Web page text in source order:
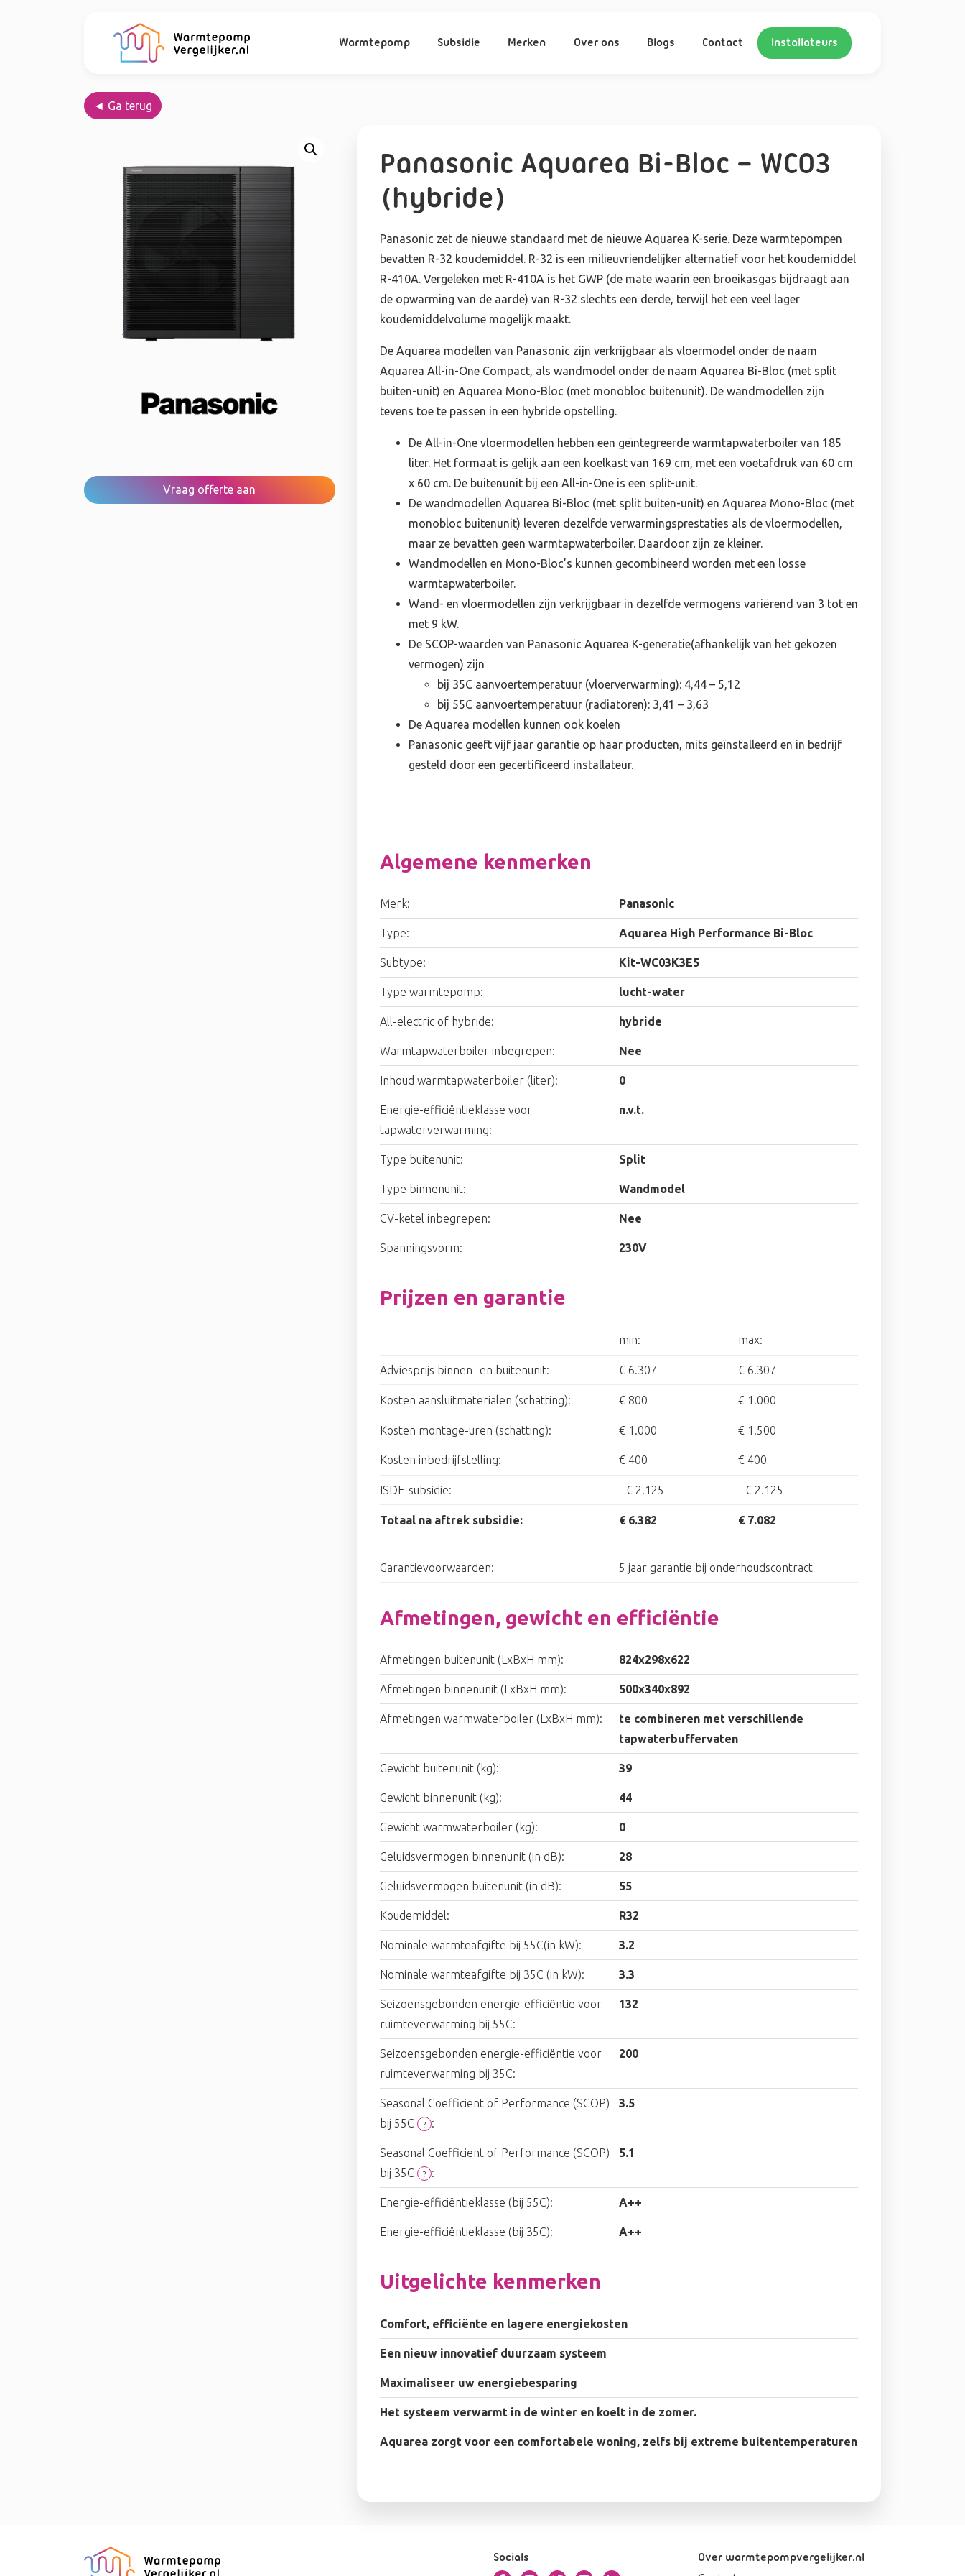
Warmtepomp Subsidie Merken Over ons Blogs Contact Installateurs
◄ Ga terug
Vraag offerte aan
Panasonic Aquarea Bi-Bloc – WC03
(hybride)
Panasonic zet de nieuwe standaard met de nieuwe Aquarea K-serie. Deze warmtepompen
bevatten R-32 koudemiddel. R-32 is een milieuvriendelijker alternatief voor het koudemiddel
R-410A. Vergeleken met R-410A is het GWP (de mate waarin een broeikasgas bijdraagt aan
de opwarming van de aarde) van R-32 slechts een derde, terwijl het een veel lager
koudemiddelvolume mogelijk maakt.
De Aquarea modellen van Panasonic zijn verkrijgbaar als vloermodel onder de naam
Aquarea All-in-One Compact, als wandmodel onder de naam Aquarea Bi-Bloc (met split
buiten-unit) en Aquarea Mono-Bloc (met monobloc buitenunit). De wandmodellen zijn
tevens toe te passen in een hybride opstelling.
De All-in-One vloermodellen hebben een geïntegreerde warmtapwaterboiler van 185
liter. Het formaat is gelijk aan een koelkast van 169 cm, met een voetafdruk van 60 cm
x 60 cm. De buitenunit bij een All-in-One is een split-unit.
De wandmodellen Aquarea Bi-Bloc (met split buiten-unit) en Aquarea Mono-Bloc (met
monobloc buitenunit) leveren dezelfde verwarmingsprestaties als de vloermodellen,
maar ze bevatten geen warmtapwaterboiler. Daardoor zijn ze kleiner.
Wandmodellen en Mono-Bloc’s kunnen gecombineerd worden met een losse
warmtapwaterboiler.
Wand- en vloermodellen zijn verkrijgbaar in dezelfde vermogens variërend van 3 tot en
met 9 kW.
De SCOP-waarden van Panasonic Aquarea K-generatie(afhankelijk van het gekozen
vermogen) zijn
bij 35C aanvoertemperatuur (vloerverwarming): 4,44 – 5,12
bij 55C aanvoertemperatuur (radiatoren): 3,41 – 3,63
De Aquarea modellen kunnen ook koelen
Panasonic geeft vijf jaar garantie op haar producten, mits geïnstalleerd en in bedrijf
gesteld door een gecertificeerd installateur.
Algemene kenmerken
Merk: Panasonic
Type: Aquarea High Performance Bi-Bloc
Subtype: Kit-WC03K3E5
Type warmtepomp: lucht-water
All-electric of hybride: hybride
Warmtapwaterboiler inbegrepen: Nee
Inhoud warmtapwaterboiler (liter): 0
Energie-efficiëntieklasse voor
tapwaterverwarming:
n.v.t.
Type buitenunit: Split
Type binnenunit: Wandmodel
CV-ketel inbegrepen: Nee
Spanningsvorm: 230V
Prijzen en garantie
min: max:
Adviesprijs binnen- en buitenunit: € 6.307 € 6.307
Kosten aansluitmaterialen (schatting): € 800 € 1.000
Kosten montage-uren (schatting): € 1.000 € 1.500
Kosten inbedrijfstelling: € 400 € 400
ISDE-subsidie: - € 2.125 -€ 2.125
Totaal na aftrek subsidie: € 6.382 € 7.082
Garantievoorwaarden: 5 jaar garantie bij onderhoudscontract
Afmetingen, gewicht en efficiëntie
Afmetingen buitenunit (LxBxH mm): 824x298x622
Afmetingen binnenunit (LxBxH mm): 500x340x892
Afmetingen warmwaterboiler (LxBxH mm):
te combineren met verschillende
tapwaterbuffervaten
Gewicht buitenunit (kg): 39
Gewicht binnenunit (kg): 44
Gewicht warmwaterboiler (kg): 0
Geluidsvermogen binnenunit (in dB): 28
Geluidsvermogen buitenunit (in dB): 55
Koudemiddel: R32
Nominale warmteafgifte bij 55C(in kW): 3.2
Nominale warmteafgifte bij 35C (in kW): 3.3
Seizoensgebonden energie-efficiëntie voor
ruimteverwarming bij 55C:
132
Seizoensgebonden energie-efficiëntie voor
ruimteverwarming bij 35C:
200
Seasonal Coefficient of Performance (SCOP)
bij 55C
? :
3.5
Seasonal Coefficient of Performance (SCOP)
bij 35C
? :
5.1
Energie-efficiëntieklasse (bij 55C): A++
Energie-efficiëntieklasse (bij 35C): A++
Uitgelichte kenmerken
Comfort, efficiënte en lagere energiekosten
Een nieuw innovatief duurzaam systeem
Maximaliseer uw energiebesparing
Het systeem verwarmt in de winter en koelt in de zomer.
Aquarea zorgt voor een comfortabele woning, zelfs bij extreme buitentemperaturen
Socials Over warmtepompvergelijker.nl